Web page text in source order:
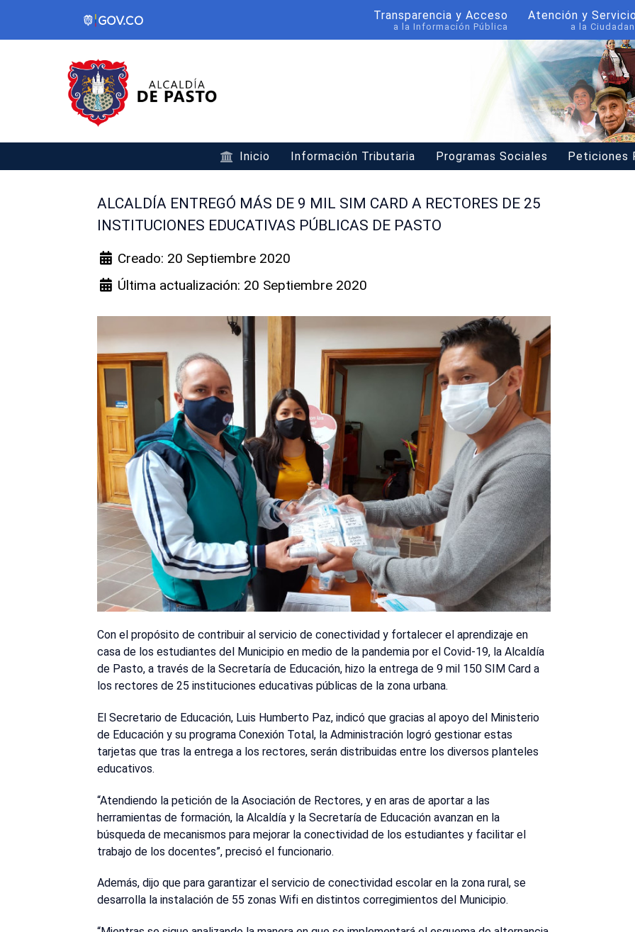
Transparencia y Acceso
a la Información Pública
Atención y
a la
Inicio Información Tributaria Programas Sociales Peticiones
ALCALDÍA ENTREGÓ MÁS DE 9 MIL SIM CARD A RECTORES DE 25
INSTITUCIONES EDUCATIVAS PÚBLICAS DE PASTO
Creado: 20 Septiembre 2020
Última actualización: 20 Septiembre 2020
Con el propósito de contribuir al servicio de conectividad y fortalecer el aprendizaje en
casa de los estudiantes del Municipio en medio de la pandemia por el Covid-19, la Alcaldía
de Pasto, a través de la Secretaría de Educación, hizo la entrega de 9 mil 150 SIM Card a
los rectores de 25 instituciones educativas públicas de la zona urbana.
El Secretario de Educación, Luis Humberto Paz, indicó que gracias al apoyo del Ministerio
de Educación y su programa Conexión Total, la Administración logró gestionar estas
tarjetas que tras la entrega a los rectores, serán distribuidas entre los diversos planteles
educativos.
“Atendiendo la petición de la Asociación de Rectores, y en aras de aportar a las
herramientas de formación, la Alcaldía y la Secretaría de Educación avanzan en la
búsqueda de mecanismos para mejorar la conectividad de los estudiantes y facilitar el
trabajo de los docentes”, precisó el funcionario.
Además, dijo que para garantizar el servicio de conectividad escolar en la zona rural, se
desarrolla la instalación de 55 zonas Wifi en distintos corregimientos del Municipio.